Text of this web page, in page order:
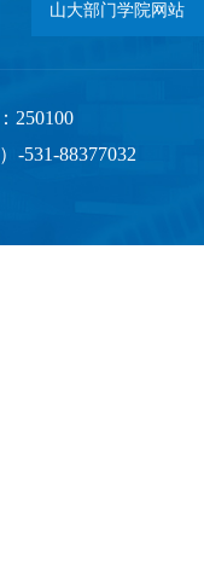
山大部门学院网站
250100
-531-88377032